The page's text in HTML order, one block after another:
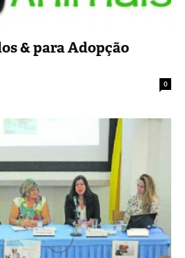
& para Adopção
0